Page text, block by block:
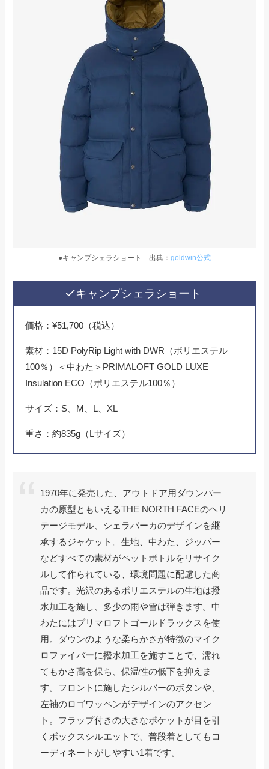
●キャンプシェラショート 出典： goldwin公式
キャンプシェラショート
価格：¥51,700（税込）
素材：15D PolyRip Light with DWR（ポリエステル
100％）＜中わた＞PRIMALOFT GOLD LUXE
Insulation ECO（ポリエステル100％）
サイズ：S、M、L、XL
重さ：約835g（Lサイズ）
1970年に発売した、アウトドア用ダウンパー
カの原型ともいえるTHE NORTH FACEのヘリ
テージモデル、シェラパーカのデザインを継
承するジャケット。生地、中わた、ジッパー
などすべての素材がペットボトルをリサイク
ルして作られている、環境問題に配慮した商
品です。光沢のあるポリエステルの生地は撥
水加工を施し、多少の雨や雪は弾きます。中
わたにはプリマロフトゴールドラックスを使
用。ダウンのような柔らかさが特徴のマイク
ロファイバーに撥水加工を施すことで、濡れ
てもかさ高を保ち、保温性の低下を抑えま
す。フロントに施したシルバーのボタンや、
左袖のロゴワッペンがデザインのアクセン
ト。フラップ付きの大きなポケットが目を引
くボックスシルエットで、普段着としてもコ
ーディネートがしやすい1着です。